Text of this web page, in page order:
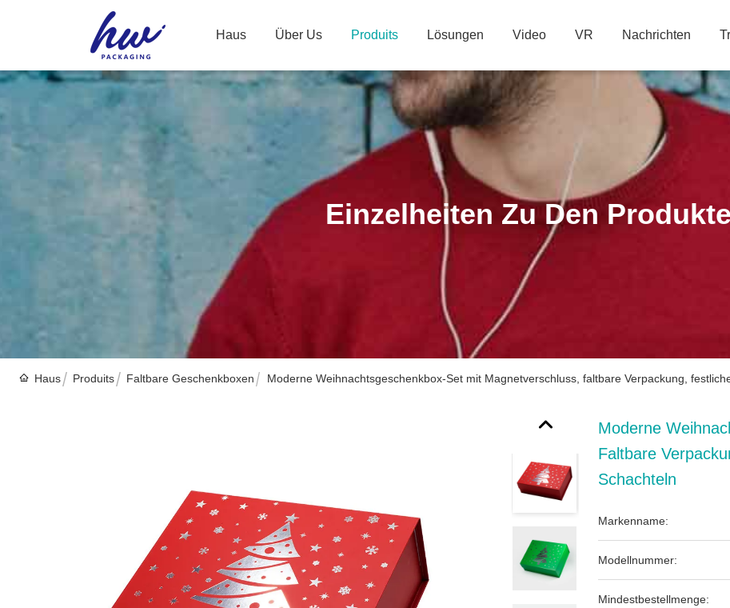
Haus Über Us Produits Lösungen Video VR Nachrichten
Einzelheiten Zu Den
Haus Produits Faltbare Geschenkboxen Moderne Weihnachtsgeschenkbox-Set mit Magnetverschluss, faltbare Verpackung,
Moderne
Faltbare
Schachteln
Markenname:
Modellnummer:
Mindestbestellmenge: